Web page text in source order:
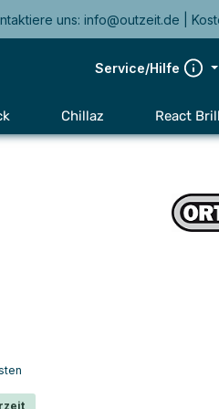
uns: info@outzeit.de |
Service/Hilfe
Chillaz React